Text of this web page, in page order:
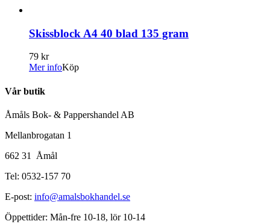
Skissblock A4 40 blad 135 gram
79 kr
Mer infoKöp
Vår butik
Åmåls Bok- & Pappershandel AB
Mellanbrogatan 1
662 31 Åmål
Tel: 0532-157 70
E-post: info@amalsbokhandel.se
Öppettider: Mån-fre 10-18, lör 10-14